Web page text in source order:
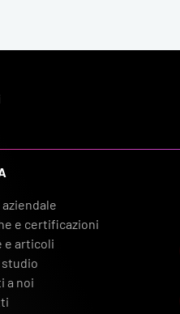
e certificazioni
e articoli
studio
a noi